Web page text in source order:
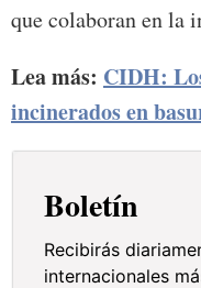
que colaboran en la
Lea más: CIDH:
incinerados en
Boletín
Recibirás
internacionales